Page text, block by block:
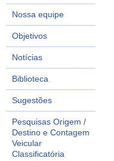
Nossa equipe
Objetivos
Notícias
Biblioteca
Sugestões
Pesquisas Origem /
Destino e Contagem
Veicular
Classificatória